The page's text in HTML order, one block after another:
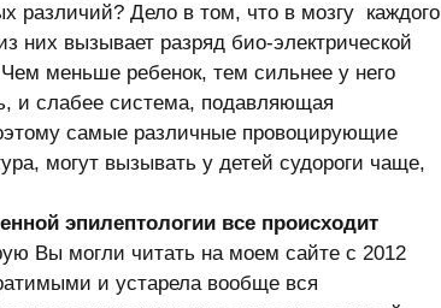
различий? Дело в том, что в мозгу  каждого
них вызывает разряд био-электрической
Чем меньше ребенок, тем сильнее у него
и слабее система, подавляющая
самые различные провоцирующие
могут вызывать у детей судороги чаще,
эпилептологии все происходит
Вы могли читать на моем сайте с 2012
и устарела вообще вся